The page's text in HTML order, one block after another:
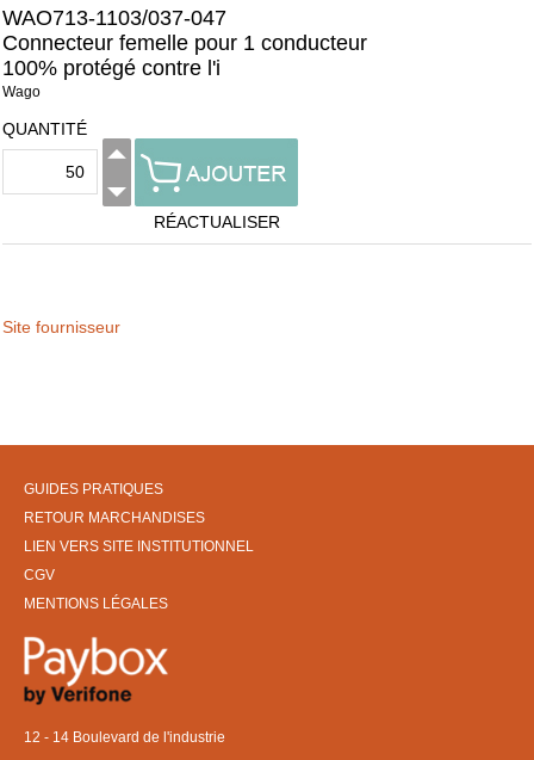
WAO713-1103/037-047
Connecteur femelle pour 1 conducteur
100% protégé contre l'i
Wago
QUANTITÉ
RÉACTUALISER
Site fournisseur
GUIDES PRATIQUES
RETOUR MARCHANDISES
LIEN VERS SITE INSTITUTIONNEL
CGV
MENTIONS LÉGALES
12 - 14 Boulevard de l'industrie